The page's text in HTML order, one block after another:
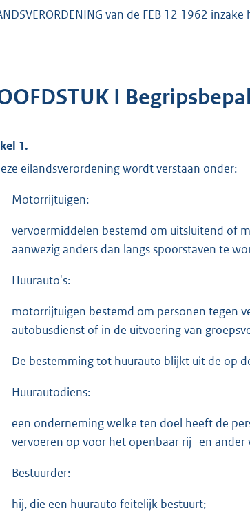
van de FEB 12 1962
I
1.
eilandsverordening wordt verstaan onder:
Motorrijtuigen:
vervoermiddelen bestemd om uitsluitend of
aanwezig anders dan langs spoorstaven te
Huurauto's:
motorrijtuigen bestemd om personen tegen
autobusdienst of in de uitvoering van
De bestemming tot huurauto blijkt uit de op
Huurautodiens:
een onderneming welke ten doel heeft de
vervoeren op voor het openbaar rij- en
Bestuurder:
hij, die een huurauto feitelijk bestuurt;